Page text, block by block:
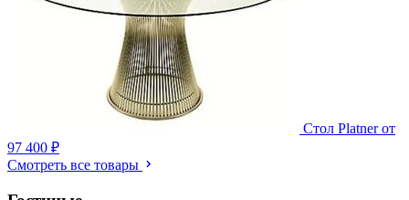
Стол Platner от
97 400 ₽
Смотреть все товары